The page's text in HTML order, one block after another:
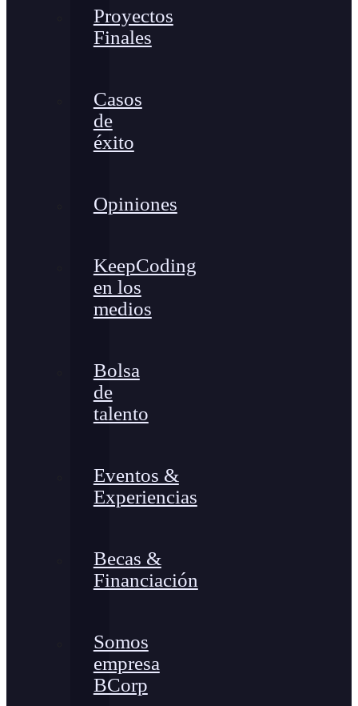
Proyectos
Finales
Casos
de
éxito
Opiniones
KeepCoding
en los
medios
Bolsa
de
talento
Eventos &
Experiencias
Becas &
Financiación
Somos
empresa
BCorp